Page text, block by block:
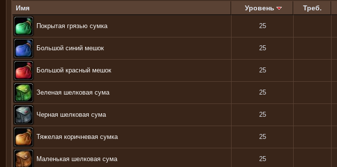
Имя Уровень Треб.
Покрытая грязью сумка 25
Большой синий мешок 25
Большой красный мешок 25
Зеленая шелковая сума 25
Черная шелковая сума 25
Тяжелая коричневая сумка 25
Маленькая шелковая сума 25